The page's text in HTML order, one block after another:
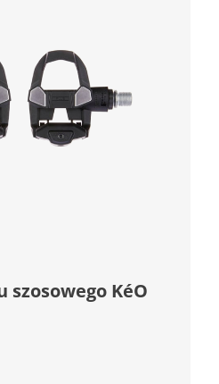
szosowego KéO